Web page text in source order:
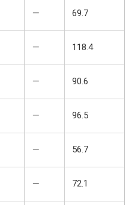
— 69.7
— 118.4
— 90.6
— 96.5
— 56.7
— 72.1